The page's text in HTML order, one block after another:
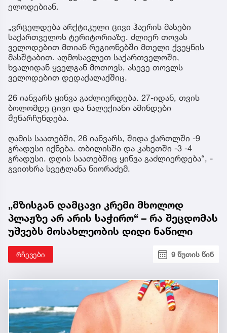
ელოდებიან.
„ვრცელდება არქტიკული ცივი ჰაერის მასები
საქართველოს ტერიტორიაზე. ძლიერ თოვას
ველოდებით მთიან რეგიონებში მთელი ქვეყნის
მასშტაბით. აღმოსავლეთ საქართველოში,
ხვალიდან ყველგან მოთოვს, ასევე თოვლს
ველოდებით დედაქალაქშიც.
26 იანვარს ყინვა გაძლიერდება. 27-იდან, თვის
ბოლომდე ცივი და ნალექიანი ამინდები
შენარჩუნდება.
ღამის საათებში, 26 იანვარს, შიდა ქართლში -9
გრადუსი იქნება. თბილისში და კახეთში -3 -4
გრადუსი. დღის საათებშიც ყინვა გაძლიერდება“, -
გვითხრა სვეტლანა ნიორაძემ.
„მზისგან დამცავი კრემი მხოლოდ
პლაჟზე არ არის საჭირო“ – რა შეცდომას
უშვებს მოსახლეობის დიდი ნაწილი
რჩევები 9 წუთის წინ